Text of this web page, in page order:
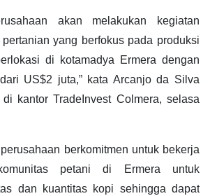
akan melakukan kegiatan
yang berfokus pada produksi
di kotamadya Ermera dengan
US$2 juta,” kata Arcanjo da Silva
kantor TradeInvest Colmera, selasa
berkomitmen untuk bekerja
petani di Ermera untuk
dan kuantitas kopi sehingga dapat